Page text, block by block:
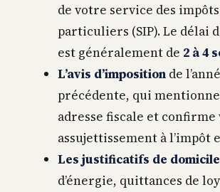
de votre service des
particuliers (SIP). Le délai
est généralement de 2 à 4
L’avis d’impositionde
précédente, qui
adresse fiscale et
assujettissement à l’impôt
Les justificatifs de domicile
d’énergie, quittances de